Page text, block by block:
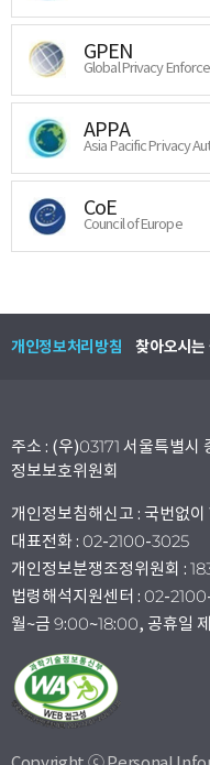
GPEN
Global Privacy
APPA
Asia Pacific Privacy
CoE
Council of Europe
개인정보처리방침 찾아오시는
주소 : (우)03171 서울특별시
정보보호위원회
개인정보침해신고 : 국번없이
대표전화 : 02-2100-3025
개인정보분쟁조정위원회 :
법령해석지원센터 : 02-
월~금 9:00~18:00, 공휴일